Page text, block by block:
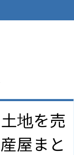
地を売
屋まと